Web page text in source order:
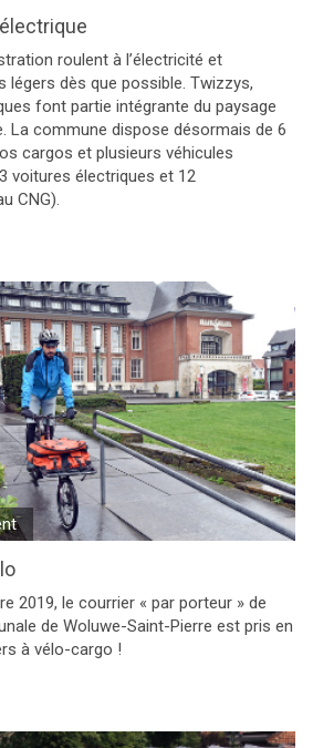
roulent à l’électricité et
légers dès que possible. Twizzys,
font partie intégrante du paysage
La commune dispose désormais de 6
cargos et plusieurs véhicules
voitures électriques et 12
CNG).
2019, le courrier « par porteur » de
de Woluwe-Saint-Pierre est pris en
à vélo-cargo !